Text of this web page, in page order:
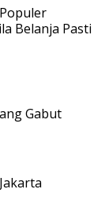
Belanja Pasti
Gabut